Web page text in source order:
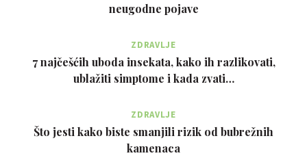
neugodne pojave
ZDRAVLJE
7 najčešćih uboda insekata, kako ih razlikovati,
ublažiti simptome i kada zvati…
ZDRAVLJE
Što jesti kako biste smanjili rizik od bubrežnih
kamenaca